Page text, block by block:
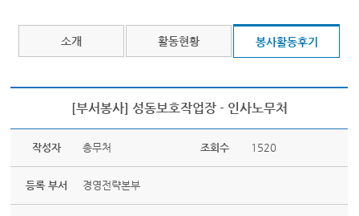
소개 활동현황 봉사활동후기
[부서봉사] 성동보호작업장 - 인사노무처
작성자 총무처 조회수 1520
등록 부서 경영전략본부